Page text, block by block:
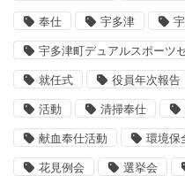
奉仕 宇多津
宇多津町デュアルスポーツ
就任式 役員年次報告
活動 清掃奉仕
献血奉仕活動 環境保
花見例会 選挙会